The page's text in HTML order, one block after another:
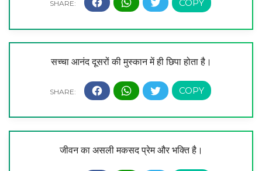
सच्चा आनंद दूसरों की मुस्कान में ही छिपा होता है।
जीवन का असली मकसद प्रेम और भक्ति है।